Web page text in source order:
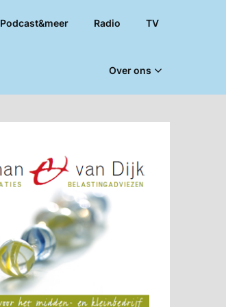
Podcast&meer Radio TV
Over ons